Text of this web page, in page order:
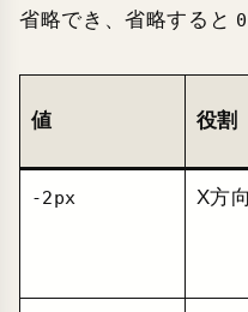
省略でき、省略すると 0
値 役割
-2px X方